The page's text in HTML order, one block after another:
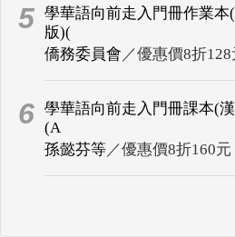
5 學華語向前走入門冊作業本
版)(
僑務委員會 ／優惠價8折128
6 學華語向前走入門冊課本(
(A
孫懿芬等／優惠價8折160元